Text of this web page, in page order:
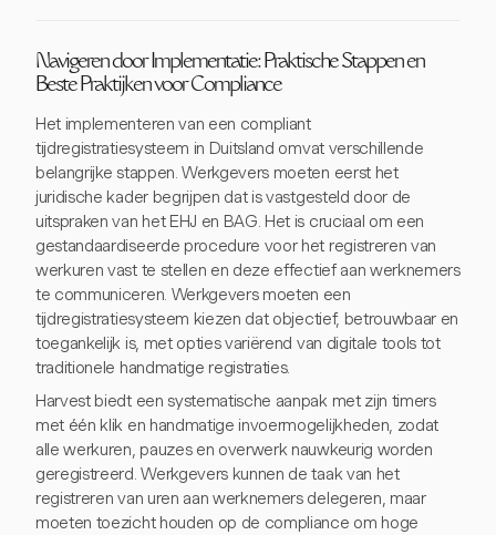
Navigeren door Implementatie: Praktische Stappen en
Beste Praktijken voor Compliance
Het implementeren van een compliant
tijdregistratiesysteem in Duitsland omvat verschillende
belangrijke stappen. Werkgevers moeten eerst het
juridische kader begrijpen dat is vastgesteld door de
uitspraken van het EHJ en BAG. Het is cruciaal om een
gestandaardiseerde procedure voor het registreren van
werkuren vast te stellen en deze effectief aan werknemers
te communiceren. Werkgevers moeten een
tijdregistratiesysteem kiezen dat objectief, betrouwbaar en
toegankelijk is, met opties variërend van digitale tools tot
traditionele handmatige registraties.
Harvest biedt een systematische aanpak met zijn timers
met één klik en handmatige invoermogelijkheden, zodat
alle werkuren, pauzes en overwerk nauwkeurig worden
geregistreerd. Werkgevers kunnen de taak van het
registreren van uren aan werknemers delegeren, maar
moeten toezicht houden op de compliance om hoge